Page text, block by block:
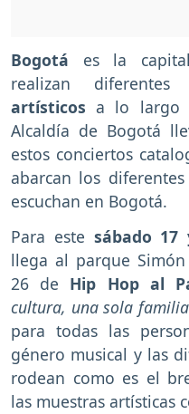
Bogotá es la
realizan diferentes
artísticos a lo largo
Alcaldía de Bogotá
estos conciertos
abarcan los
escuchan en Bogotá.
Para este sábado
llega al parque
26 de Hip Hop al
cultura, una sola familia
para todas las
género musical y las
rodean como es el
las muestras artísticas